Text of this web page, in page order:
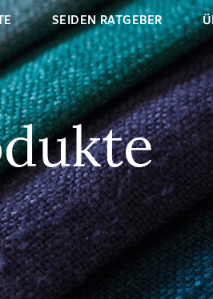
SEIDEN RATGEBER